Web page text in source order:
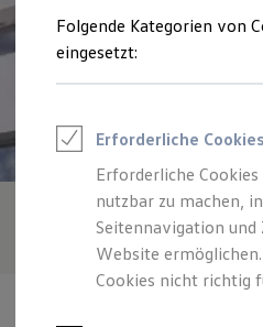
Junge
Volkswagen
Zubehör- und
Leasing
Leasing-
Junge
Elektroauto
Kleinwagen-
Leasing ohne
Finanzierung
Folgende Kategorien von
eingesetzt:
Erforderliche Cookies
Erforderliche
nutzbar zu machen,
Seitennavigation und
Website
Cookies nicht richtig